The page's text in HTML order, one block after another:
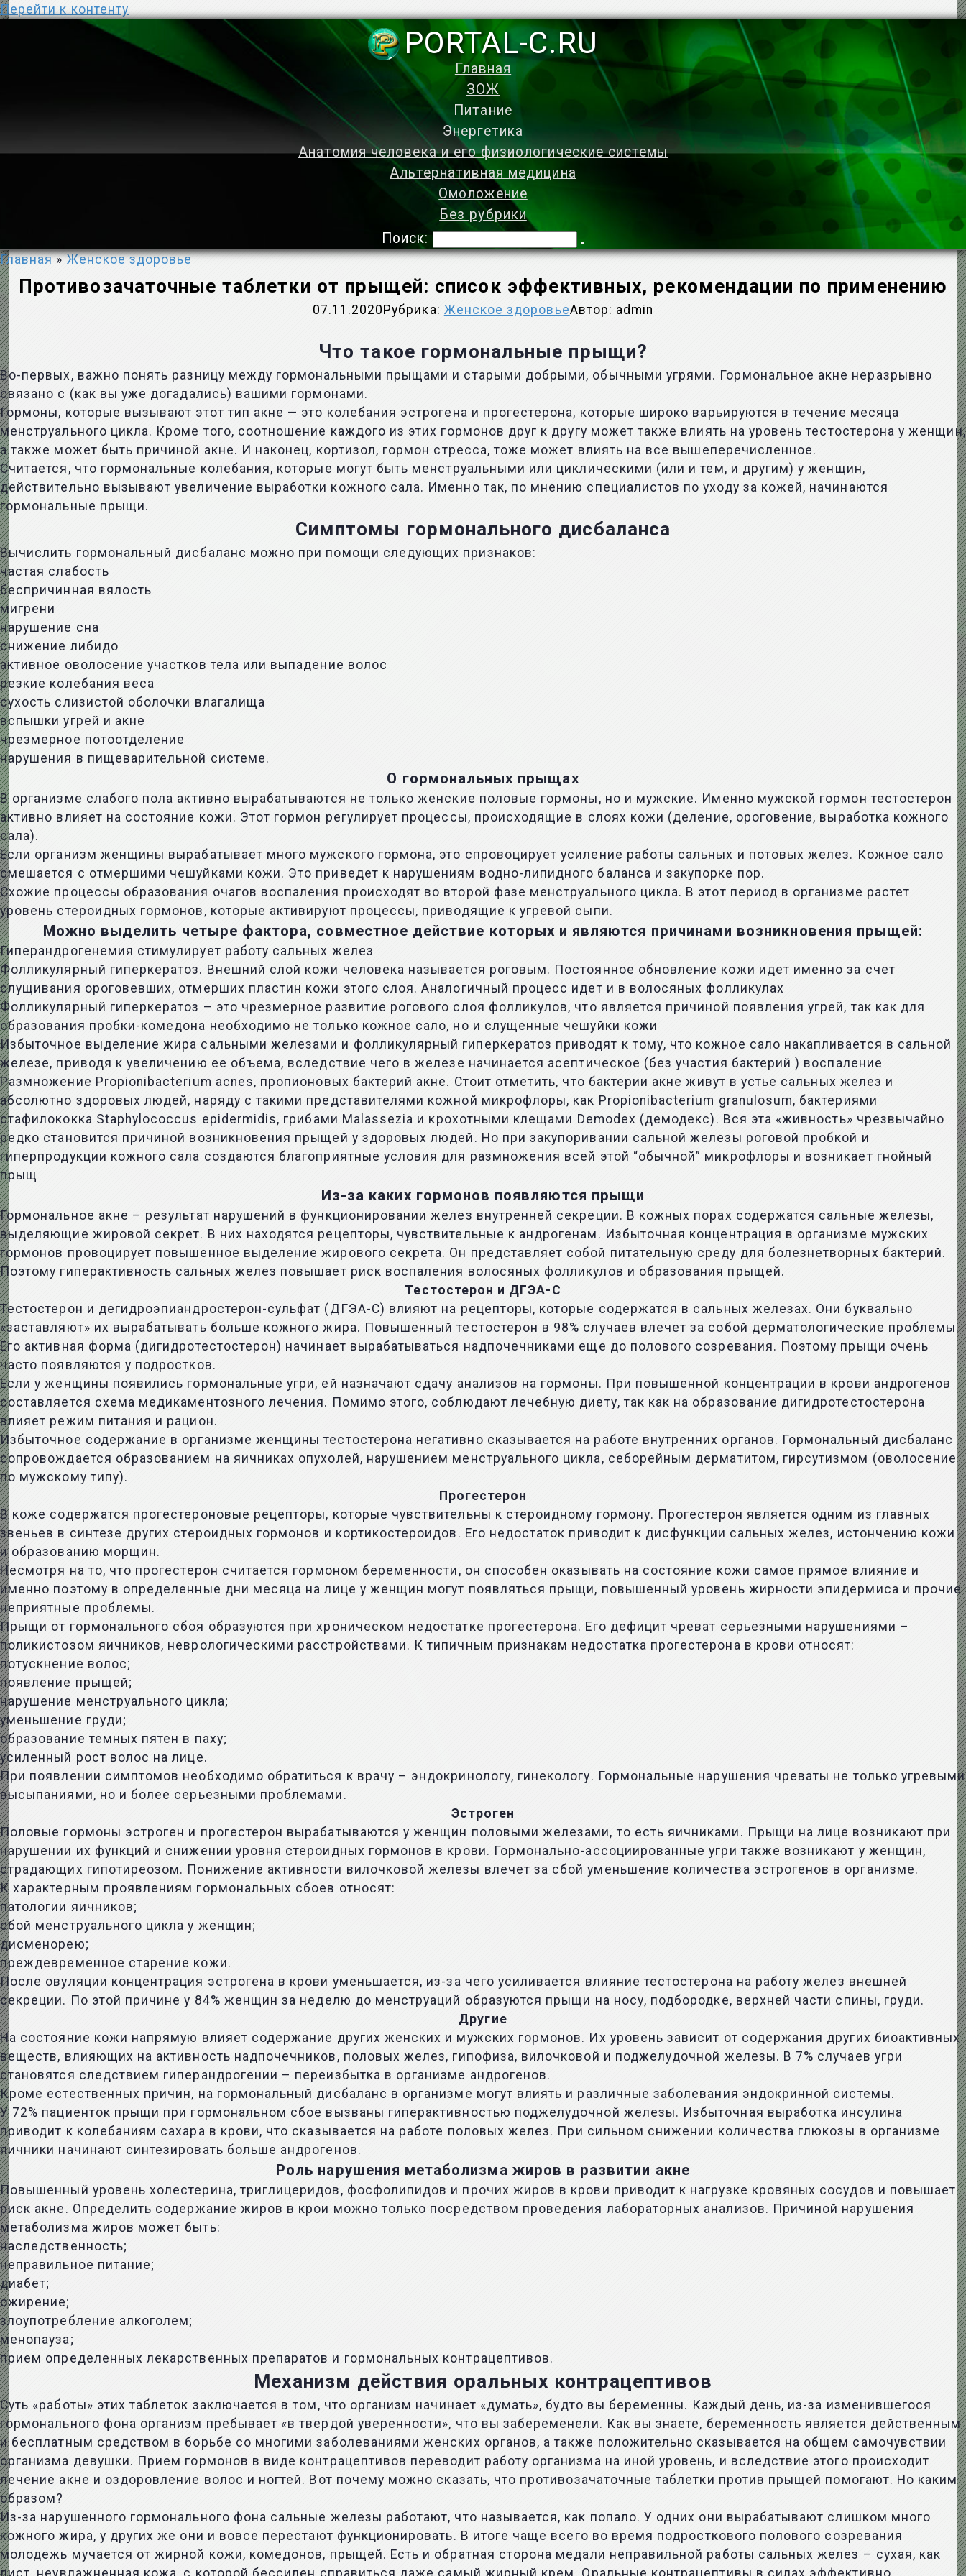
Перейти к контенту
PORTAL-C.RU
Главная
ЗОЖ
Питание
Энергетика
Анатомия человека и его физиологические системы
Альтернативная медицина
Омоложение
Без рубрики
Поиск:
Главная » Женское здоровье
Противозачаточные таблетки от прыщей: список эффективных, рекомендации по применению
07.11.2020 Рубрика: Женское здоровьеАвтор: admin
Что такое гормональные прыщи?
Во-первых, важно понять разницу между гормональными прыщами и старыми добрыми, обычными угрями. Гормональное акне неразрывно
связано с (как вы уже догадались) вашими гормонами.
Гормоны, которые вызывают этот тип акне — это колебания эстрогена и прогестерона, которые широко варьируются в течение месяца
менструального цикла. Кроме того, соотношение каждого из этих гормонов друг к другу может также влиять на уровень тестостерона у женщин,
а также может быть причиной акне. И наконец, кортизол, гормон стресса, тоже может влиять на все вышеперечисленное.
Считается, что гормональные колебания, которые могут быть менструальными или циклическими (или и тем, и другим) у женщин,
действительно вызывают увеличение выработки кожного сала. Именно так, по мнению специалистов по уходу за кожей, начинаются
гормональные прыщи.
Симптомы гормонального дисбаланса
Вычислить гормональный дисбаланс можно при помощи следующих признаков:
частая слабость
беспричинная вялость
мигрени
нарушение сна
снижение либидо
активное оволосение участков тела или выпадение волос
резкие колебания веса
сухость слизистой оболочки влагалища
вспышки угрей и акне
чрезмерное потоотделение
нарушения в пищеварительной системе.
О гормональных прыщах
В организме слабого пола активно вырабатываются не только женские половые гормоны, но и мужские. Именно мужской гормон тестостерон
активно влияет на состояние кожи. Этот гормон регулирует процессы, происходящие в слоях кожи (деление, ороговение, выработка кожного
сала).
Если организм женщины вырабатывает много мужского гормона, это спровоцирует усиление работы сальных и потовых желез. Кожное сало
смешается с отмершими чешуйками кожи. Это приведет к нарушениям водно-липидного баланса и закупорке пор.
Схожие процессы образования очагов воспаления происходят во второй фазе менструального цикла. В этот период в организме растет
уровень стероидных гормонов, которые активируют процессы, приводящие к угревой сыпи.
Можно выделить четыре фактора, совместное действие которых и являются причинами возникновения прыщей:
Гиперандрогенемия стимулирует работу сальных желез
Фолликулярный гиперкератоз. Внешний слой кожи человека называется роговым. Постоянное обновление кожи идет именно за счет
слущивания ороговевших, отмерших пластин кожи этого слоя. Аналогичный процесс идет и в волосяных фолликулах
Фолликулярный гиперкератоз – это чрезмерное развитие рогового слоя фолликулов, что является причиной появления угрей, так как для
образования пробки-комедона необходимо не только кожное сало, но и слущенные чешуйки кожи
Избыточное выделение жира сальными железами и фолликулярный гиперкератоз приводят к тому, что кожное сало накапливается в сальной
железе, приводя к увеличению ее объема, вследствие чего в железе начинается асептическое (без участия бактерий ) воспаление
Размножение Propionibacterium acnes, пропионовых бактерий акне. Стоит отметить, что бактерии акне живут в устье сальных желез и
абсолютно здоровых людей, наряду с такими представителями кожной микрофлоры, как Propionibacterium granulosum, бактериями
стафилококка Staphylococcus epidermidis, грибами Malassezia и крохотными клещами Demodex (демодекс). Вся эта «живность» чрезвычайно
редко становится причиной возникновения прыщей у здоровых людей. Но при закупоривании сальной железы роговой пробкой и
гиперпродукции кожного сала создаются благоприятные условия для размножения всей этой “обычной” микрофлоры и возникает гнойный
прыщ
Из-за каких гормонов появляются прыщи
Гормональное акне – результат нарушений в функционировании желез внутренней секреции. В кожных порах содержатся сальные железы,
выделяющие жировой секрет. В них находятся рецепторы, чувствительные к андрогенам. Избыточная концентрация в организме мужских
гормонов провоцирует повышенное выделение жирового секрета. Он представляет собой питательную среду для болезнетворных бактерий.
Поэтому гиперактивность сальных желез повышает риск воспаления волосяных фолликулов и образования прыщей.
Тестостерон и ДГЭА-С
Тестостерон и дегидроэпиандростерон-сульфат (ДГЭА-С) влияют на рецепторы, которые содержатся в сальных железах. Они буквально
«заставляют» их вырабатывать больше кожного жира. Повышенный тестостерон в 98% случаев влечет за собой дерматологические проблемы.
Его активная форма (дигидротестостерон) начинает вырабатываться надпочечниками еще до полового созревания. Поэтому прыщи очень
часто появляются у подростков.
Если у женщины появились гормональные угри, ей назначают сдачу анализов на гормоны. При повышенной концентрации в крови андрогенов
составляется схема медикаментозного лечения. Помимо этого, соблюдают лечебную диету, так как на образование дигидротестостерона
влияет режим питания и рацион.
Избыточное содержание в организме женщины тестостерона негативно сказывается на работе внутренних органов. Гормональный дисбаланс
сопровождается образованием на яичниках опухолей, нарушением менструального цикла, себорейным дерматитом, гирсутизмом (оволосение
по мужскому типу).
Прогестерон
В коже содержатся прогестероновые рецепторы, которые чувствительны к стероидному гормону. Прогестерон является одним из главных
звеньев в синтезе других стероидных гормонов и кортикостероидов. Его недостаток приводит к дисфункции сальных желез, истончению кожи
и образованию морщин.
Несмотря на то, что прогестерон считается гормоном беременности, он способен оказывать на состояние кожи самое прямое влияние и
именно поэтому в определенные дни месяца на лице у женщин могут появляться прыщи, повышенный уровень жирности эпидермиса и прочие
неприятные проблемы.
Прыщи от гормонального сбоя образуются при хроническом недостатке прогестерона. Его дефицит чреват серьезными нарушениями –
поликистозом яичников, неврологическими расстройствами. К типичным признакам недостатка прогестерона в крови относят:
потускнение волос;
появление прыщей;
нарушение менструального цикла;
уменьшение груди;
образование темных пятен в паху;
усиленный рост волос на лице.
При появлении симптомов необходимо обратиться к врачу – эндокринологу, гинекологу. Гормональные нарушения чреваты не только угревыми
высыпаниями, но и более серьезными проблемами.
Эстроген
Половые гормоны эстроген и прогестерон вырабатываются у женщин половыми железами, то есть яичниками. Прыщи на лице возникают при
нарушении их функций и снижении уровня стероидных гормонов в крови. Гормонально-ассоциированные угри также возникают у женщин,
страдающих гипотиреозом. Понижение активности вилочковой железы влечет за сбой уменьшение количества эстрогенов в организме.
К характерным проявлениям гормональных сбоев относят:
патологии яичников;
сбой менструального цикла у женщин;
дисменорею;
преждевременное старение кожи.
После овуляции концентрация эстрогена в крови уменьшается, из-за чего усиливается влияние тестостерона на работу желез внешней
секреции. По этой причине у 84% женщин за неделю до менструаций образуются прыщи на носу, подбородке, верхней части спины, груди.
Другие
На состояние кожи напрямую влияет содержание других женских и мужских гормонов. Их уровень зависит от содержания других биоактивных
веществ, влияющих на активность надпочечников, половых желез, гипофиза, вилочковой и поджелудочной железы. В 7% случаев угри
становятся следствием гиперандрогении – переизбытка в организме андрогенов.
Кроме естественных причин, на гормональный дисбаланс в организме могут влиять и различные заболевания эндокринной системы.
У 72% пациенток прыщи при гормональном сбое вызваны гиперактивностью поджелудочной железы. Избыточная выработка инсулина
приводит к колебаниям сахара в крови, что сказывается на работе половых желез. При сильном снижении количества глюкозы в организме
яичники начинают синтезировать больше андрогенов.
Роль нарушения метаболизма жиров в развитии акне
Повышенный уровень холестерина, триглицеридов, фосфолипидов и прочих жиров в крови приводит к нагрузке кровяных сосудов и повышает
риск акне. Определить содержание жиров в крои можно только посредством проведения лабораторных анализов. Причиной нарушения
метаболизма жиров может быть:
наследственность;
неправильное питание;
диабет;
ожирение;
злоупотребление алкоголем;
менопауза;
прием определенных лекарственных препаратов и гормональных контрацептивов.
Механизм действия оральных контрацептивов
Суть «работы» этих таблеток заключается в том, что организм начинает «думать», будто вы беременны. Каждый день, из-за изменившегося
гормонального фона организм пребывает «в твердой уверенности», что вы забеременели. Как вы знаете, беременность является действенным
и бесплатным средством в борьбе со многими заболеваниями женских органов, а также положительно сказывается на общем самочувствии
организма девушки. Прием гормонов в виде контрацептивов переводит работу организма на иной уровень, и вследствие этого происходит
лечение акне и оздоровление волос и ногтей. Вот почему можно сказать, что противозачаточные таблетки против прыщей помогают. Но каким
образом?
Из-за нарушенного гормонального фона сальные железы работают, что называется, как попало. У одних они вырабатывают слишком много
кожного жира, у других же они и вовсе перестают функционировать. В итоге чаще всего во время подросткового полового созревания
молодежь мучается от жирной кожи, комедонов, прыщей. Есть и обратная сторона медали неправильной работы сальных желез – сухая, как
лист, неувлажненная кожа, с которой бессилен справиться даже самый жирный крем. Оральные контрацептивы в силах эффективно